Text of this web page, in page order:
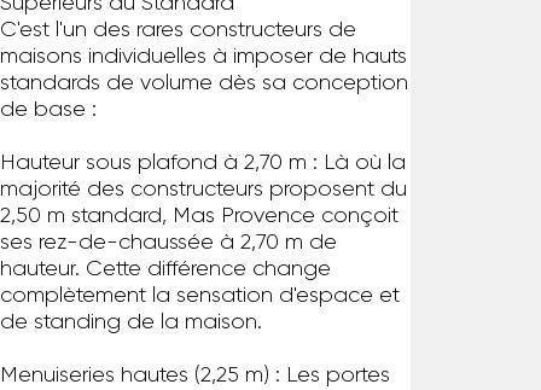
C'est l'un des rares constructeurs de
maisons individuelles à imposer de hauts
standards de volume dès sa conception
de base :
Hauteur sous plafond à 2,70 m : Là où la
majorité des constructeurs proposent du
2,50 m standard, Mas Provence conçoit
ses rez-de-chaussée à 2,70 m de
hauteur. Cette différence change
complètement la sensation d'espace et
de standing de la maison.
Menuiseries hautes (2,25 m) : Les portes